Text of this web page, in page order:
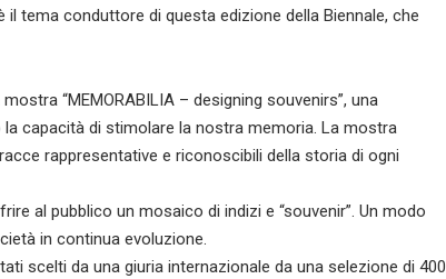
il tema conduttore di questa edizione della Biennale, che
“MEMORABILIA – designing souvenirs”, una
capacità di stimolare la nostra memoria. La mostra
rappresentative e riconoscibili della storia di ogni
al pubblico un mosaico di indizi e “souvenir”. Un modo
in continua evoluzione.
scelti da una giuria internazionale da una selezione di 400